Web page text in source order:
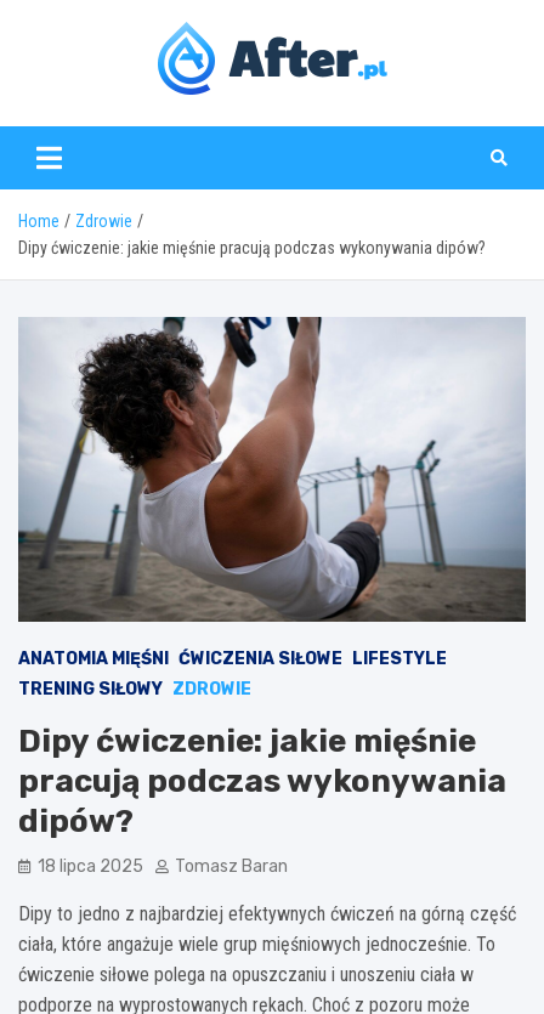
www.after.pl
Home
Zdrowie
Dipy ćwiczenie: jakie mięśnie pracują podczas wykonywania dipów?
ANATOMIA MIĘŚNI ĆWICZENIA SIŁOWE
LIFESTYLE
TRENING SIŁOWY ZDROWIE
Dipy ćwiczenie: jakie mięśnie
pracują podczas wykonywania
dipów?
18 lipca 2025 Tomasz Baran
Dipy to jedno z najbardziej efektywnych ćwiczeń na górną część
ciała, które angażuje wiele grup mięśniowych jednocześnie. To
ćwiczenie siłowe polega na opuszczaniu i unoszeniu ciała w
podporze na wyprostowanych rękach. Choć z pozoru może